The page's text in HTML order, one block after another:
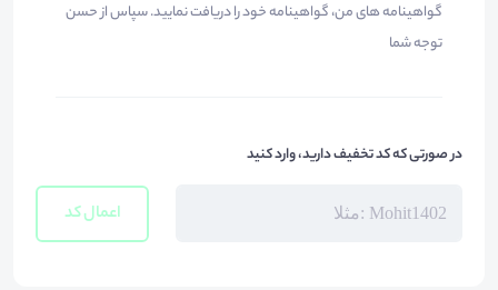
گواهینامه های من، گواهینامه خود را دریافت نمایید. سپاس از حسن
توجه شما
در صورتی که کد تخفیف دارید، وارد کنید
اعمال کد